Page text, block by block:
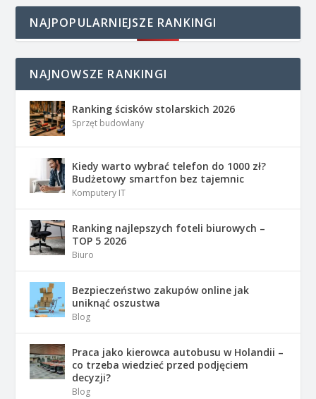
NAJPOPULARNIEJSZE RANKINGI
NAJNOWSZE RANKINGI
Ranking ścisków stolarskich 2026
Sprzęt budowlany
Kiedy warto wybrać telefon do 1000 zł?
Budżetowy smartfon bez tajemnic
Komputery IT
Ranking najlepszych foteli biurowych –
TOP 5 2026
Biuro
Bezpieczeństwo zakupów online jak
uniknąć oszustwa
Blog
Praca jako kierowca autobusu w Holandii –
co trzeba wiedzieć przed podjęciem
decyzji?
Blog